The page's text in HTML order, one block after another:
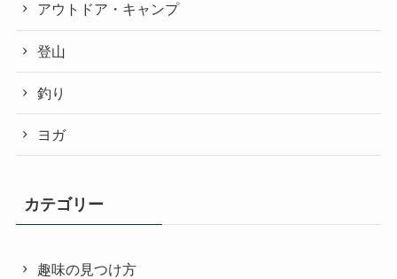
アウトドア・キャンプ
登山
釣り
ヨガ
カテゴリー
趣味の見つけ方